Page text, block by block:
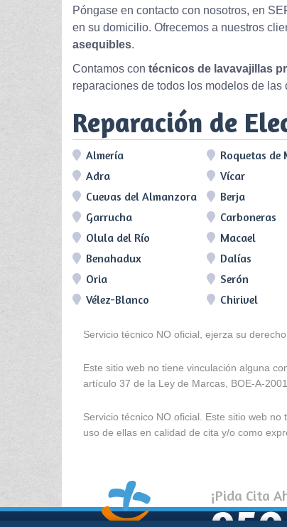
Póngase en contacto con nosotros, en
en su domicilio. Ofrecemos a nuestros
asequibles.
Contamos con técnicos de lavavajillas
reparaciones de todos los modelos de las
Reparación de
Almería Roquetas de
Adra
Vícar
Cuevas del Almanzora
Berja
Garrucha
Carboneras
Olula del Río
Macael
Benahadux
Dalías
Oria
Serón
Vélez-Blanco
Chirivel
Servicio técnico NO oficial, ejerza su
Este sitio web no tiene vinculación alguna
artículo 37 de la Ley de Marcas, BOE-A-
Servicio técnico NO oficial. Este sitio web
uso de ellas en calidad de cita y/o como
¡Pida Cita